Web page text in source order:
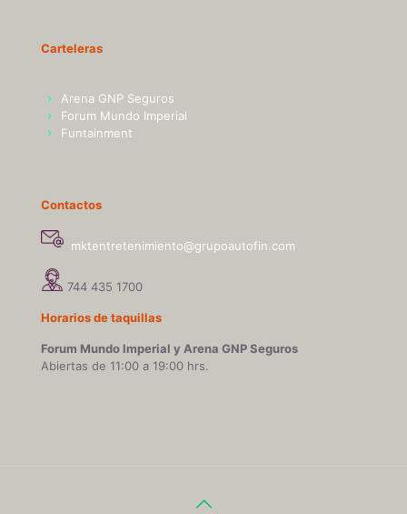
Carteleras
Arena GNP Seguros
Forum Mundo Imperial
Funtainment
Contactos
mktentretenimiento@grupoautofin.com
744 435 1700
Horarios de taquillas
Forum Mundo Imperial y Arena GNP Seguros
Abiertas de 11:00 a 19:00 hrs.